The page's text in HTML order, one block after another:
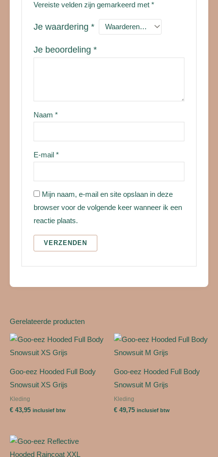
Vereiste velden zijn gemarkeerd met*
Je waardering*
Je beoordeling*
Naam*
E-mail*
Mijn naam, e-mail en site opslaan in deze
browser voor de volgende keer wanneer ik een
reactie plaats.
Gerelateerde producten
Goo-eez Hooded Full Body
Snowsuit XS Grijs
Kleding
€ 43,95 inclusief btw
Goo-eez Hooded Full Body
Snowsuit M Grijs
Kleding
€ 49,75 inclusief btw